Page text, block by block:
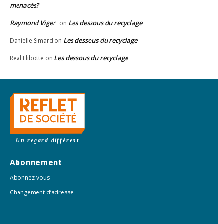
menacés?
Raymond Viger on Les dessous du recyclage
Danielle Simard on Les dessous du recyclage
Real Flibotte on Les dessous du recyclage
Un regard différent
Abonnement
Abonnez-vous
Changement d’adresse